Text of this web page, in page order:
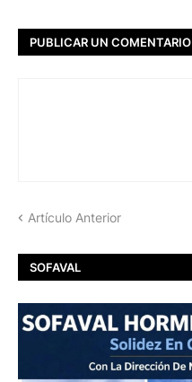
PUBLICAR UN COMENTARIO
Artículo Anterior
SOFAVAL